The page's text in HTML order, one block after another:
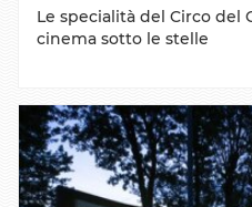
Le specialità del Circo del
cinema sotto le stelle